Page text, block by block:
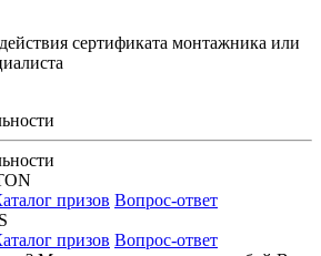
сертификата монтажника или
призов Вопрос-ответ
призов Вопрос-ответ